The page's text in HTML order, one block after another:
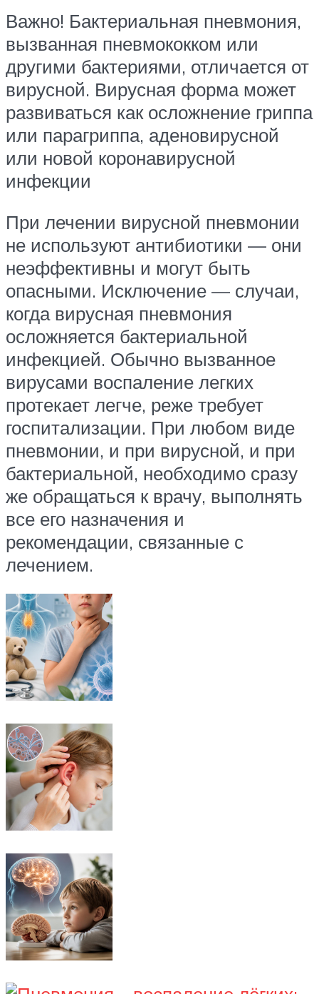
Важно! Бактериальная пневмония,
вызванная пневмококком или
другими бактериями, отличается от
вирусной. Вирусная форма может
развиваться как осложнение гриппа
или парагриппа, аденовирусной
или новой коронавирусной
инфекции
При лечении вирусной пневмонии
не используют антибиотики — они
неэффективны и могут быть
опасными. Исключение — случаи,
когда вирусная пневмония
осложняется бактериальной
инфекцией. Обычно вызванное
вирусами воспаление легких
протекает легче, реже требует
госпитализации. При любом виде
пневмонии, и при вирусной, и при
бактериальной, необходимо сразу
же обращаться к врачу, выполнять
все его назначения и
рекомендации, связанные с
лечением.